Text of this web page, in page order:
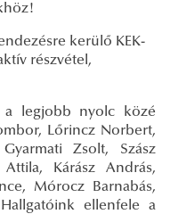
kerülő KEK-
részvétel,
a legjobb nyolc közé
Lőrincz Norbert,
Zsolt, Szász
Kárász András,
Mórocz Barnabás,
ellenfele a